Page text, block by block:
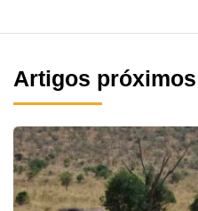
Artigos próximos